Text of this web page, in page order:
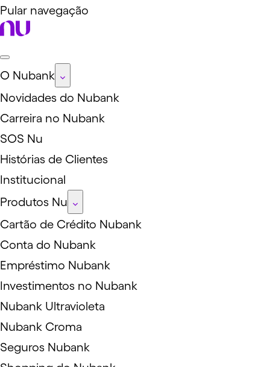
Pular navegação
O Nubank
Novidades do Nubank
Carreira no Nubank
SOS Nu
Histórias de Clientes
Institucional
Produtos Nu
Cartão de Crédito Nubank
Conta do Nubank
Empréstimo Nubank
Investimentos no Nubank
Nubank Ultravioleta
Nubank Croma
Seguros Nubank